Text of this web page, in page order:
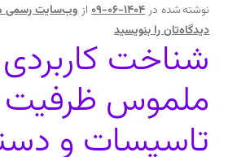
دوره خصوصی و مشاوره فنی با مهندس رامین
کتاب‌های فنی مهندس رامین تابان
کتاب‌های فنی توصیه شده مهندس رامین
نوشته شده در1404-06-09 ازوب‌سایت رسمی
دیدگاه‌تان را بنویسید
شناخت
ملموس ظرفیت
تاسیسات و